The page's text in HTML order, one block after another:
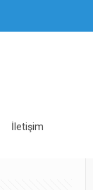
İletişim